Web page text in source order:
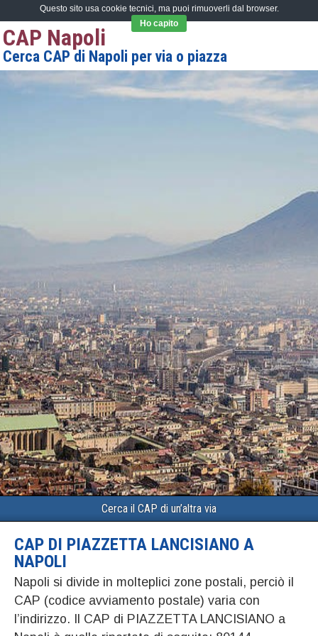
CAP Napoli
Cerca CAP di Napoli per via o piazza
Cerca il CAP di un’altra via
CAP DI PIAZZETTA LANCISIANO A
NAPOLI
Napoli si divide in molteplici zone postali, perciò il
CAP (codice avviamento postale) varia con
l’indirizzo. Il CAP di PIAZZETTA LANCISIANO a
Questo sito usa cookie tecnici, ma puoi rimuoverli dal browser.
Ho capito